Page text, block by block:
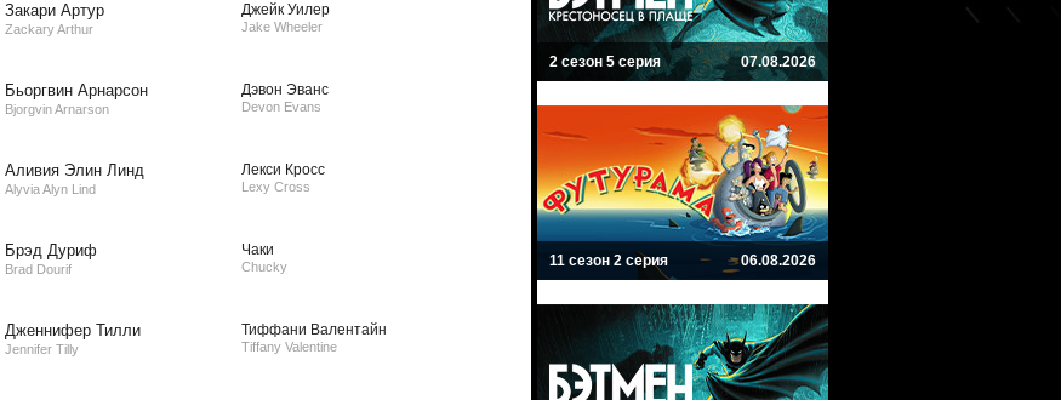
Закари Артур
Zackary Arthur
Джейк Уилер
Jake Wheeler
Бьоргвин Арнарсон
Bjorgvin Arnarson
Дэвон Эванс
Devon Evans
Аливия Элин Линд
Alyvia Alyn Lind
Лекси Кросс
Lexy Cross
Брэд Дуриф
Brad Dourif
Чаки
Chucky
Дженнифер Тилли
Jennifer Tilly
Тиффани Валентайн
Tiffany Valentine
2 сезон 5 серия 07.08.2026
11 сезон 2 серия 06.08.2026